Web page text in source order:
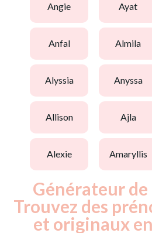
angie ayat
anfal almila
alyssia anyssa
allison ajla
alexie amaryllis
Générateur de
Trouvez des
et originaux